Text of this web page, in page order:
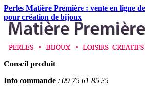
Perles Matière Première : vente en ligne
pour création de bijoux
Conseil produit
Info commande : 09 75 61 85 35